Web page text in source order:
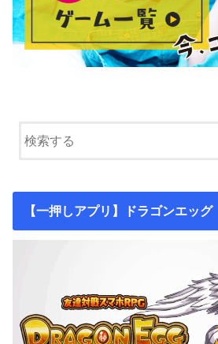
【一押しアプリ】ドラゴンエッグ